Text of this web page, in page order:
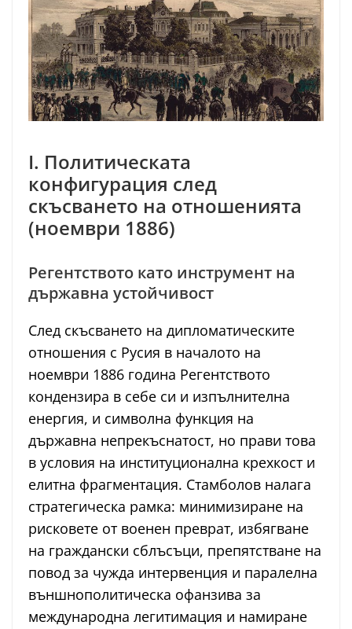
I. Политическата
конфигурация след
скъсването на отношенията
(ноември 1886)
Регентството като инструмент на
държавна устойчивост
След скъсването на дипломатическите
отношения с Русия в началото на
ноември 1886 година Регентството
кондензира в себе си и изпълнителна
енергия, и символна функция на
държавна непрекъснатост, но прави това
в условия на институционална крехкост и
елитна фрагментация. Стамболов налага
стратегическа рамка: минимизиране на
рисковете от военен преврат, избягване
на граждански сблъсъци, препятстване на
повод за чужда интервенция и паралелна
външнополитическа офанзива за
международна легитимация и намиране